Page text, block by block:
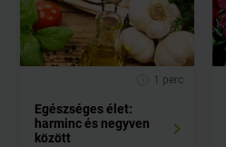
1 perc
Egészséges élet:
harminc és negyven
között